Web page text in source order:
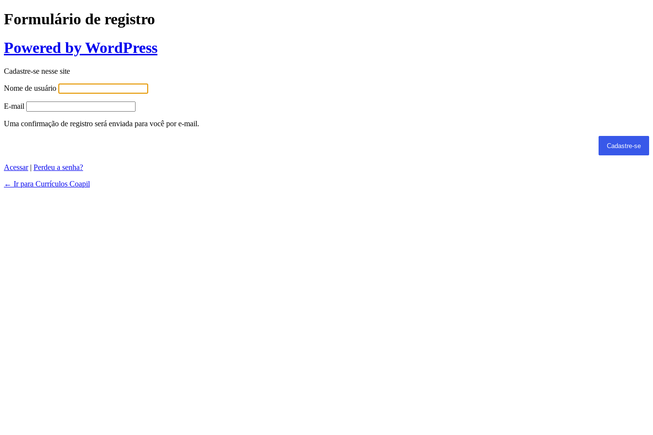
Formulário de registro
Powered by WordPress
Cadastre-se nesse site
Nome de usuário
E-mail
Uma confirmação de registro será enviada para você por e-mail.
Acessar| Perdeu a senha?
← Ir para Currículos Coapil